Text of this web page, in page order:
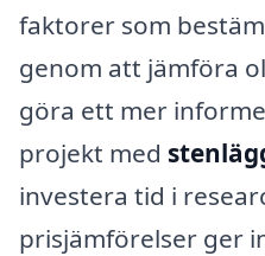
faktorer som
genom att jämföra
göra ett mer
projekt med
investera tid i
prisjämförelser ger